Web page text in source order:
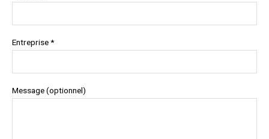
Entreprise *
Message (optionnel)